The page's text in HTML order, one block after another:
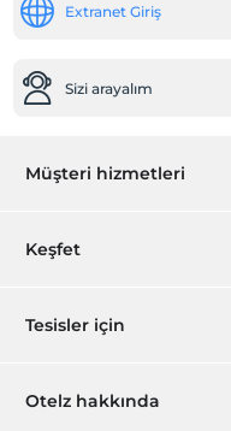
Extranet Giriş
Sizi arayalım
Müşteri hizmetleri
Rezervasyon yönet
Keşfet
Hediye Kart
Tesisler için
Hemen tesisinizi ekleyin
Otelz hakkında